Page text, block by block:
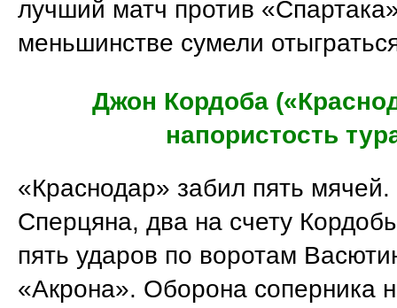
лучший матч против
меньшинстве сумели
Джон Кордоба
напористость
«Краснодар» забил пять мячей.
Сперцяна, два на счету
пять ударов по воротам
«Акрона». Оборона соперника